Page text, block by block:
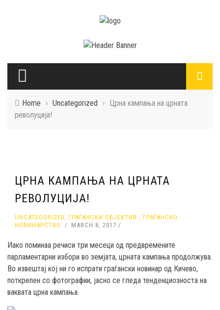
Home › Uncategorized › Црна кампања на црната
револуција!
ЦРНА КАМПАЊА НА ЦРНАТА
РЕВОЛУЦИЈА!
UNCATEGORIZED, ГРАЃАНСКИ ОБЈЕКТИВ , ГРАЃАНСКО
НОВИНАРСТВО
MARCH 8, 2017
Иако поминаа речиси три месеци од предвремените
парламентарни избори во земјата, црната кампања продолжува.
Во извештај кој ни го испрати граѓански новинар од Кичево,
поткрепен со фотографии, јасно се гледа тенденциозноста на
ваквата црна кампања.